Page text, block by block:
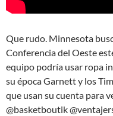
Que rudo. Minnesota
Conferencia del Oeste
equipo podría usar ropa
su época Garnett y los
que usan su cuenta para
@basketboutik